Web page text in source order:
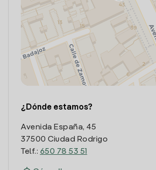
¿Dónde estamos?
Avenida España, 45
37500 Ciudad Rodrigo
Telf.: 650 78 53 51